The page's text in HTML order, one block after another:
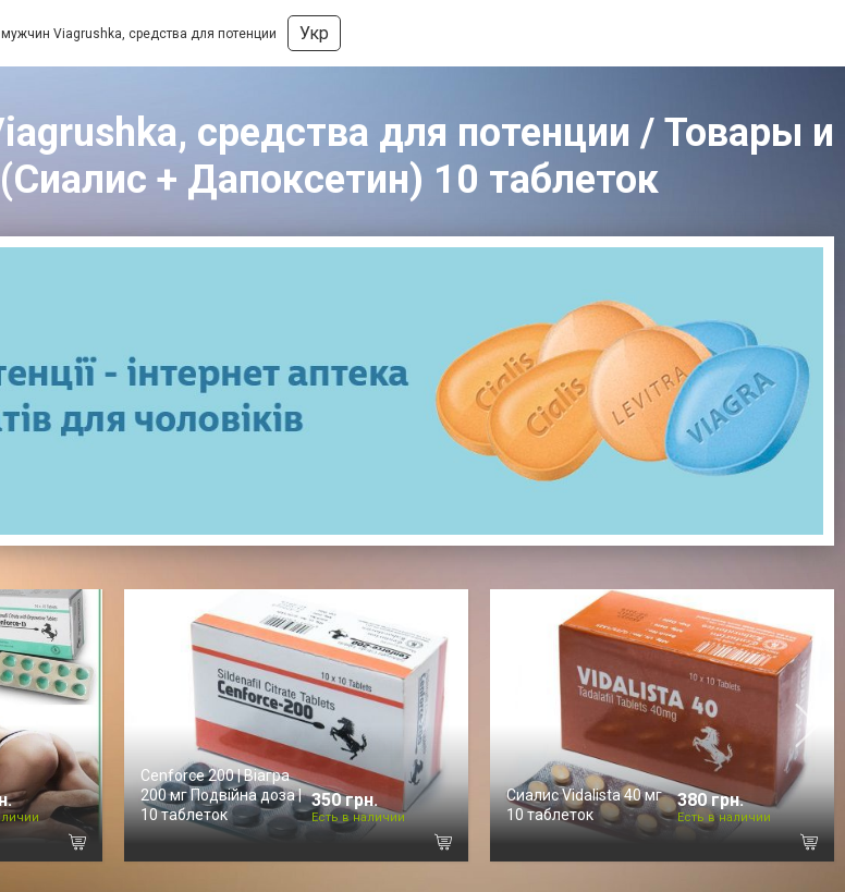
Viagrushka, средства для потенции Укр
средства для потенции / Товары и
+ Дапоксетин) 10 таблеток
Cenforce 200 | Віагра
200 мг Подвійна доза |
10 таблеток
350 грн.
Есть в наличии
Cиалис Vidalista 40 мг
10 таблеток
380 грн.
Есть в наличии